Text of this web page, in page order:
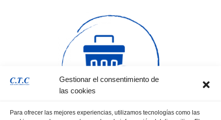
Gestionar el consentimiento de
las cookies
Para ofrecer las mejores experiencias, utilizamos tecnologías como las